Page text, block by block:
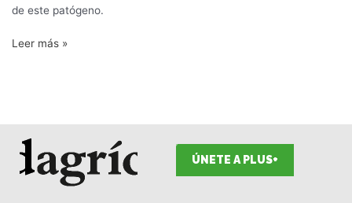
de este patógeno.
Leer más »
ÚNETE A PLUS+